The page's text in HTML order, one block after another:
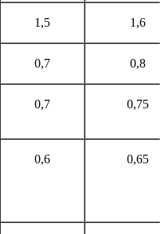
1,5 1,6
0,7 0,8
0,7 0,75
0,6 0,65